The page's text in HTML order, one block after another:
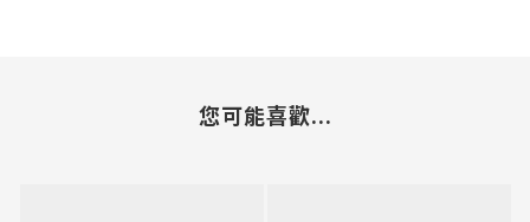
您可能喜歡...